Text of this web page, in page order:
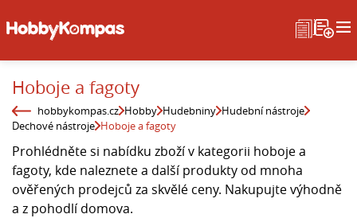
Hoboje a fagoty
hobbykompas.cz Hobby Hudebniny Hudební nástroje
Dechové nástroje Hoboje a fagoty
Prohlédněte si nabídku zboží v kategorii hoboje a
fagoty, kde naleznete a další produkty od mnoha
ověřených prodejců za skvělé ceny. Nakupujte výhodně
a z pohodlí domova.